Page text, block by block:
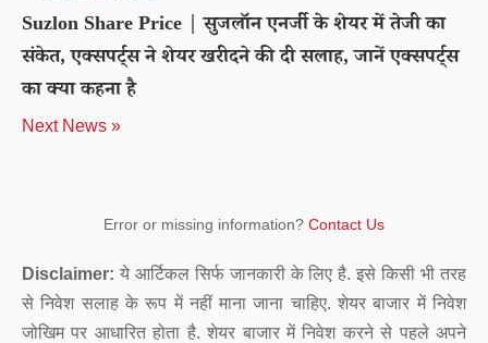
Suzlon Share Price | सुजलॉन एनर्जी के शेयर में तेजी का
संकेत, एक्सपर्ट्स ने शेयर खरीदने की दी सलाह, जानें एक्सपर्ट्स
का क्या कहना है
Next News »
Error or missing information? Contact Us
Disclaimer: ये आर्टिकल सिर्फ जानकारी के लिए है. इसे किसी भी तरह
से निवेश सलाह के रूप में नहीं माना जाना चाहिए. शेयर बाजार में निवेश
जोखिम पर आधारित होता है. शेयर बाजार में निवेश करने से पहले अपने